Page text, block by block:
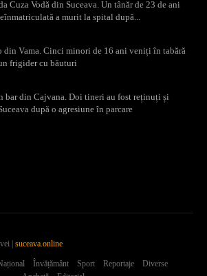
Cuza Vodă din Suceava. Un tânăr de 23 de ani
a murit la spital după...
din Vama. Cinci minori de 16 ani veniți în tabără
frigider cu băuturi
bar din Cajvana. Doi tineri au fost reținuți și
după o agresiune în parcare
| suceava.online
Învățământ Sport Reportaje
Diverse